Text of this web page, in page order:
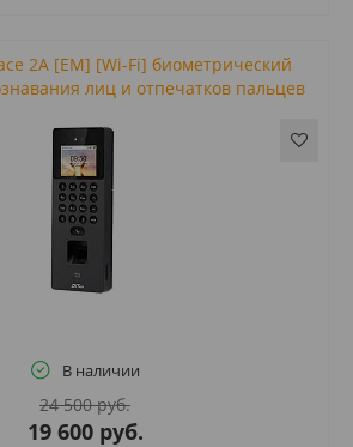
2A [EM] [Wi-Fi] биометрический
лиц и отпечатков пальцев
В наличии
24 500 руб.
19 600 руб.